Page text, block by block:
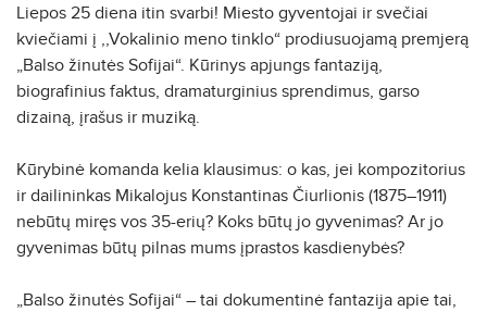
Liepos 25 diena itin svarbi! Miesto gyventojai ir svečiai
kviečiami į ,,Vokalinio meno tinklo“ prodiusuojamą premjerą
„Balso žinutės Sofijai“. Kūrinys apjungs fantaziją,
biografinius faktus, dramaturginius sprendimus, garso
dizainą, įrašus ir muziką.
Kūrybinė komanda kelia klausimus: o kas, jei kompozitorius
ir dailininkas Mikalojus Konstantinas Čiurlionis (1875–1911)
nebūtų miręs vos 35-erių? Koks būtų jo gyvenimas? Ar jo
gyvenimas būtų pilnas mums įprastos kasdienybės?
„Balso žinutės Sofijai“ – tai dokumentinė fantazija apie tai,